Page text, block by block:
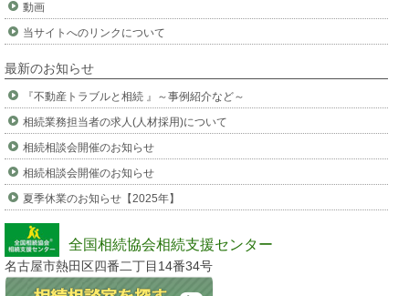
動画
当サイトへのリンクについて
最新のお知らせ
『不動産トラブルと相続 』～事例紹介など～
相続業務担当者の求人(人材採用)について
相続相談会開催のお知らせ
相続相談会開催のお知らせ
夏季休業のお知らせ【2025年】
全国相続協会相続支援センター
名古屋市熱田区四番二丁目14番34号